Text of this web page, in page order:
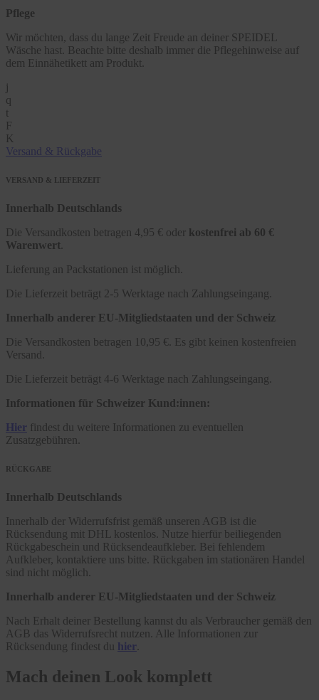
Pflege
Wir möchten, dass du lange Zeit Freude an deiner SPEIDEL
Wäsche hast. Beachte bitte deshalb immer die Pflegehinweise auf
dem Einnähetikett am Produkt.
j
q
t
F
K
Versand & Rückgabe
VERSAND & LIEFERZEIT
Innerhalb Deutschlands
Die Versandkosten betragen 4,95 € oder kostenfrei ab 60 €
Warenwert
Lieferung an Packstationen ist möglich.
Die Lieferzeit beträgt 2-5 Werktage nach Zahlungseingang.
Innerhalb anderer EU-Mitgliedstaaten und der Schweiz
Die Versandkosten betragen 10,95 €. Es gibt keinen kostenfreien
Versand.
Die Lieferzeit beträgt 4-6 Werktage nach Zahlungseingang.
Informationen für Schweizer Kund:innen:
Hier findest du weitere Informationen zu eventuellen
Zusatzgebühren.
RÜCKGABE
Innerhalb Deutschlands
Innerhalb der Widerrufsfrist gemäß unseren AGB ist die
Rücksendung mit DHL kostenlos. Nutze hierfür beiliegenden
Rückgabeschein und Rücksendeaufkleber. Bei fehlendem
Aufkleber, kontaktiere uns bitte. Rückgaben im stationären Handel
sind nicht möglich.
Innerhalb anderer EU-Mitgliedstaaten und der Schweiz
Nach Erhalt deiner Bestellung kannst du als Verbraucher gemäß den
AGB das Widerrufsrecht nutzen. Alle Informationen zur
Rücksendung findest du hier
Mach deinen Look komplett